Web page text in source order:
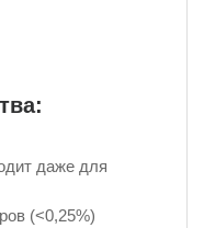
даже для
(<0,25%)